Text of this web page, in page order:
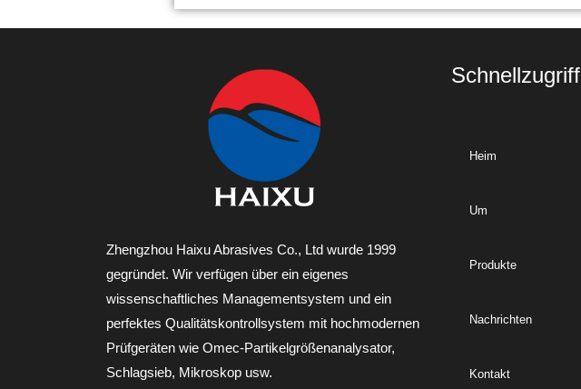
Zhengzhou Haixu Abrasives Co., Ltd wurde 1999
gegründet. Wir verfügen über ein eigenes
wissenschaftliches Managementsystem und ein
perfektes Qualitätskontrollsystem mit hochmodernen
Prüfgeräten wie Omec-Partikelgrößenanalysator,
Schlagsieb, Mikroskop usw.
Schnellzugriff
Heim
Um
Produkte
Nachrichten
Kontakt